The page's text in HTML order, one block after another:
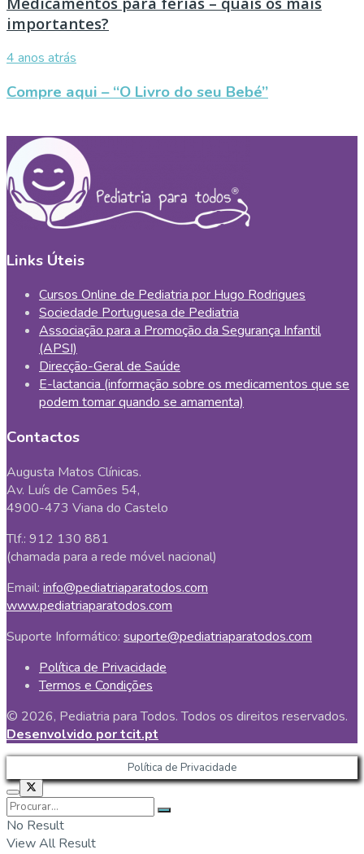
importantes?
4 anos atrás
Compre aqui – “O Livro do seu Bebé”
Links Úteis
Cursos Online de Pediatria por Hugo Rodrigues
Sociedade Portuguesa de Pediatria
Associação para a Promoção da Segurança Infantil
(APSI)
Direcção-Geral de Saúde
E-lactancia (informação sobre os medicamentos que se
podem tomar quando se amamenta)
Contactos
Augusta Matos Clínicas.
Av. Luís de Camões 54,
4900-473 Viana do Castelo
Tlf.: 912 130 881
(chamada para a rede móvel nacional)
Email: info@pediatriaparatodos.com
www.pediatriaparatodos.com
Suporte Informático: suporte@pediatriaparatodos.com
Política de Privacidade
Termos e Condições
© 2026, Pediatria para Todos. Todos os direitos reservados.
Desenvolvido por tcit.pt
Política de Privacidade
No Result
View All Result